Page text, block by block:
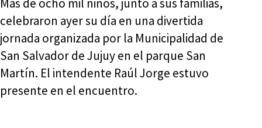
Más de ocho mil niños, junto a sus familias,
celebraron ayer su día en una divertida
jornada organizada por la Municipalidad de
San Salvador de Jujuy en el parque San
Martín. El intendente Raúl Jorge estuvo
presente en el encuentro.